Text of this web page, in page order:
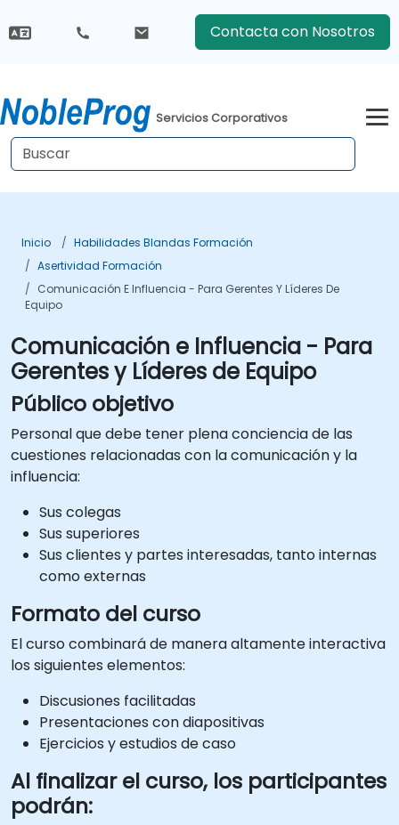
Contacta con Nosotros
Servicios Corporativos
Inicio
Habilidades Blandas Formación
Asertividad Formación
Comunicación E Influencia - Para Gerentes Y Líderes De
Equipo
Comunicación e Influencia - Para
Gerentes y Líderes de Equipo
Público objetivo
Personal que debe tener plena conciencia de las
cuestiones relacionadas con la comunicación y la
influencia:
Sus colegas
Sus superiores
Sus clientes y partes interesadas, tanto internas
como externas
Formato del curso
El curso combinará de manera altamente interactiva
los siguientes elementos:
Discusiones facilitadas
Presentaciones con diapositivas
Ejercicios y estudios de caso
Al finalizar el curso, los participantes
podrán: